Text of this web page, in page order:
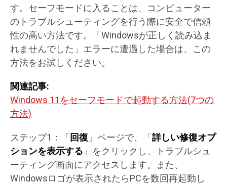
す。セーフモードに入ることは、コンピューター
のトラブルシューティングを行う際に安全で信頼
性の高い方法です。「Windowsが正しく読み込ま
れませんでした」エラーに遭遇した場合は、この
方法をお試しください。
関連記事:
Windows 11をセーフモードで起動する方法(7つの
方法)
ステップ1：「 回復 」ページで、「 詳しい修復オプ
ションを表示する 」をクリックし、トラブルシュ
ーティング画面にアクセスします。また、
Windowsロゴが表示されたらPCを数回再起動し